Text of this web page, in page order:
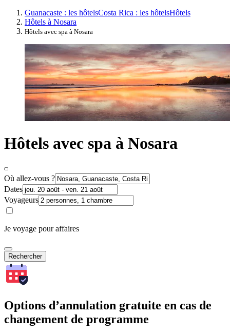
Guanacaste : les hôtelsCosta Rica : les hôtelsHôtels
Hôtels à Nosara
Hôtels avec spa à Nosara
Hôtels avec spa à Nosara
Où allez-vous ?
Dates
Voyageurs
Je voyage pour affaires
Rechercher
Options d’annulation gratuite en cas de
changement de programme